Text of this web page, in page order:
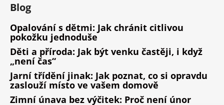
Blog
Opalování s dětmi: Jak chránit citlivou
pokožku jednoduše
Děti a příroda: Jak být venku častěji, i když
„není čas“
Jarní třídění jinak: Jak poznat, co si opravdu
zaslouží místo ve vašem domově
Zimní únava bez výčitek: Proč není únor